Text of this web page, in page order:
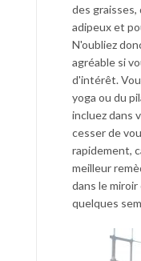
des
adipeux et
N'oubliez
agréable si
d'intérêt.
yoga ou du
incluez dans
cesser de
rapidement,
meilleur
dans le
quelques